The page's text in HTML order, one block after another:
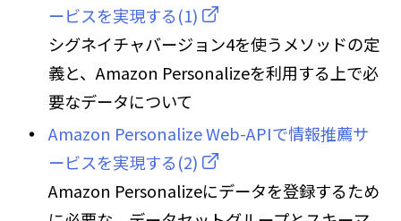
ービスを実現する(1)
シグネイチャバージョン4を使うメソッドの定
義と、Amazon Personalizeを利用する上で必
要なデータについて
Amazon Personalize Web-APIで情報推薦サ
ービスを実現する(2)
Amazon Personalizeにデータを登録するため